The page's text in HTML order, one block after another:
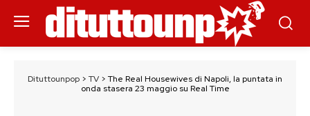
Dituttounpop > TV > The Real Housewives di Napoli, la puntata in
onda stasera 23 maggio su Real Time